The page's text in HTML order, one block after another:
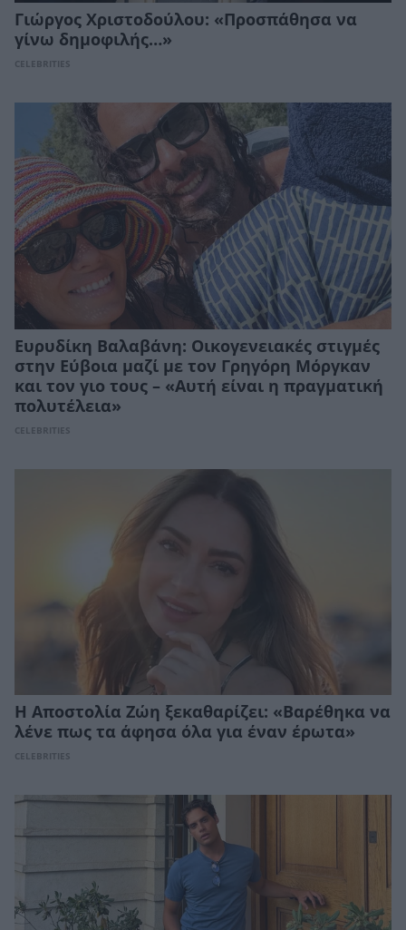
Γιώργος Χριστοδούλου: «Προσπάθησα να
γίνω δημοφιλής…»
CELEBRITIES
Ευρυδίκη Βαλαβάνη: Οικογενειακές στιγμές
στην Εύβοια μαζί με τον Γρηγόρη Μόργκαν
και τον γιο τους – «Αυτή είναι η πραγματική
πολυτέλεια»
CELEBRITIES
Η Αποστολία Ζώη ξεκαθαρίζει: «Βαρέθηκα να
λένε πως τα άφησα όλα για έναν έρωτα»
CELEBRITIES